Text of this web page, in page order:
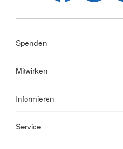
Spenden
Mitwirken
Informieren
Service